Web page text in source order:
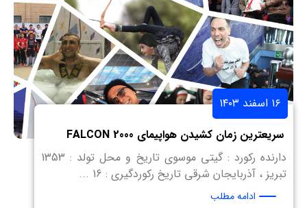
۱۶ اسفند ۱۴۰۳
سریعترین زمان کشیدن هواپیمای FALCON 2000
دارنده رکورد : گیتی موسوی تاریخ و محل تولد : 1353
تبریز ، آذربایجان شرقی تاریخ رکوردگیری : 16 ...
ادامه مطلب